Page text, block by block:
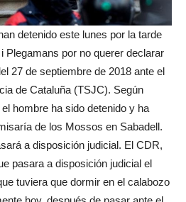
detenido este lunes por la tarde
Plegamans por no querer declarar
27 de septiembre de 2018 ante el
de Cataluña (TSJC). Según
hombre ha sido detenido y ha
de los Mossos en Sabadell.
a disposición judicial. El CDR,
pasara a disposición judicial el
tuviera que dormir en el calabozo